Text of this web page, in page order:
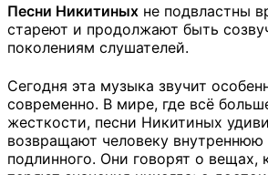
Песни Никитиных не подвластны
стареют и продолжают быть
поколениям слушателей.
Сегодня эта музыка звучит
современно. В мире, где всё
жесткости, песни Никитиных
возвращают человеку
подлинного. Они говорят о вещах,